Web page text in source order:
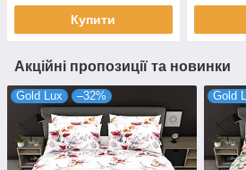
Купити
Акційні пропозиції та новинки
Gold Lux –32% Gold